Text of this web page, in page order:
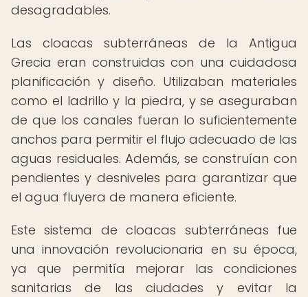
desagradables.
Las cloacas subterráneas de la Antigua
Grecia eran construidas con una cuidadosa
planificación y diseño. Utilizaban materiales
como el ladrillo y la piedra, y se aseguraban
de que los canales fueran lo suficientemente
anchos para permitir el flujo adecuado de las
aguas residuales. Además, se construían con
pendientes y desniveles para garantizar que
el agua fluyera de manera eficiente.
Este sistema de cloacas subterráneas fue
una innovación revolucionaria en su época,
ya que permitía mejorar las condiciones
sanitarias de las ciudades y evitar la